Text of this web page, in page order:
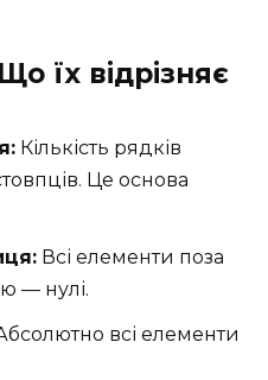
їх відрізняє
Кількість рядків
Це основа
Всі елементи поза
— нулі.
всі елементи